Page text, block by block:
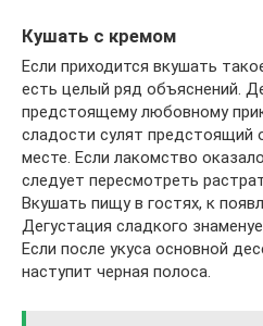
Кушать с кремом
Если приходится вкушать
есть целый ряд объяснений.
предстоящему любовному
сладости сулят
месте. Если лакомство
следует пересмотреть
Вкушать пищу в гостях, к
Дегустация сладкого
Если после укуса основной
наступит черная полоса.